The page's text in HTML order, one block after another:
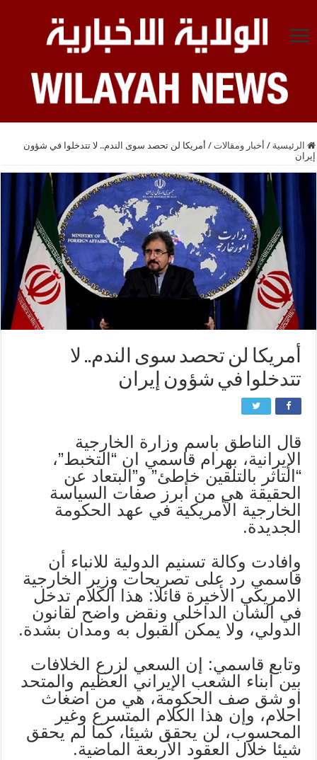
الرئيسية / أخبار ومقالات / أمريكا لن تحصد سوى الندم.. لا تتدخلوا في شؤون
إيران
أمريكا لن تحصد سوى الندم.. لا
تتدخلوا في شؤون إيران
قال الناطق باسم وزارة الخارجية
الإيرانية، بهرام قاسمي ان “التخبط”،
“التاثر بالتلقين خاطئ” و”البتعاد عن
الحقيقة هي من أبرز صفات السياسة
الخارجية الأمريكية في عهد الحكومة
الجديدة.
وافادت وكالة تسنيم الدولية للانباء أن
قاسمي رد على تصريحات وزير الخارجية
الامريكي الأخيرة قائلا: هذا الكلام تدخل
في الشان الداخلي ونقض واضح لقانون
الدولي، ولا يمكن القبول به ومدان بشدة.
وتابع قاسمي: إن السعي لزرع الخلافات
بين أبناء الشعب الإيراني العظيم والمتحد
او شق صف الحكومة، هي من اضغاث
احلام، وإن هذا الكلام المتسرع وغير
المحسوب، لن يحقق شيئا، كما لم يحقق
شيئا خلال العقود الأربعة الماضية.